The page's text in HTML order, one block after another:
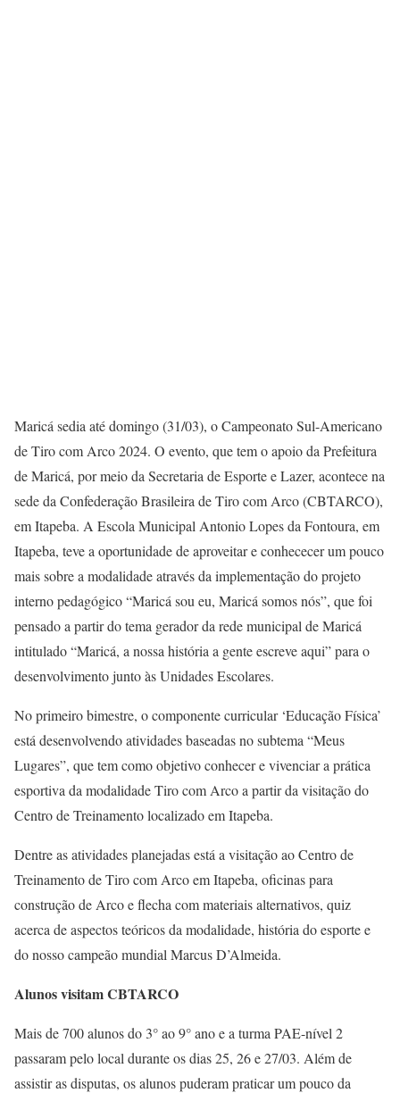
Maricá sedia até domingo (31/03), o Campeonato Sul-Americano
de Tiro com Arco 2024. O evento, que tem o apoio da Prefeitura
de Maricá, por meio da Secretaria de Esporte e Lazer, acontece na
sede da Confederação Brasileira de Tiro com Arco (CBTARCO),
em Itapeba. A Escola Municipal Antonio Lopes da Fontoura, em
Itapeba, teve a oportunidade de aproveitar e conhececer um pouco
mais sobre a modalidade através da implementação do projeto
interno pedagógico “Maricá sou eu, Maricá somos nós”, que foi
pensado a partir do tema gerador da rede municipal de Maricá
intitulado “Maricá, a nossa história a gente escreve aqui” para o
desenvolvimento junto às Unidades Escolares.
No primeiro bimestre, o componente curricular ‘Educação Física’
está desenvolvendo atividades baseadas no subtema “Meus
Lugares”, que tem como objetivo conhecer e vivenciar a prática
esportiva da modalidade Tiro com Arco a partir da visitação do
Centro de Treinamento localizado em Itapeba.
Dentre as atividades planejadas está a visitação ao Centro de
Treinamento de Tiro com Arco em Itapeba, oficinas para
construção de Arco e flecha com materiais alternativos, quiz
acerca de aspectos teóricos da modalidade, história do esporte e
do nosso campeão mundial Marcus D’Almeida.
Alunos visitam CBTARCO
Mais de 700 alunos do 3° ao 9° ano e a turma PAE-nível 2
passaram pelo local durante os dias 25, 26 e 27/03. Além de
assistir as disputas, os alunos puderam praticar um pouco da